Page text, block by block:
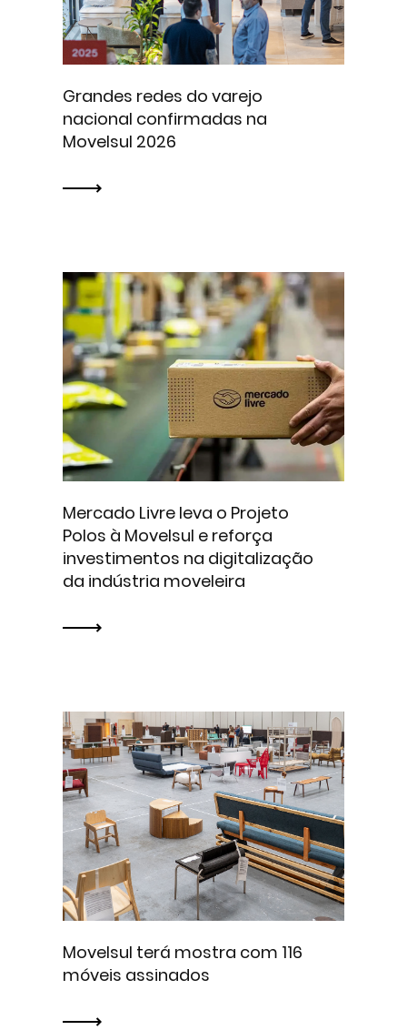
Grandes redes do varejo
nacional confirmadas na
Movelsul 2026
Mercado Livre leva o Projeto
Polos à Movelsul e reforça
investimentos na digitalização
da indústria moveleira
Movelsul terá mostra com 116
móveis assinados